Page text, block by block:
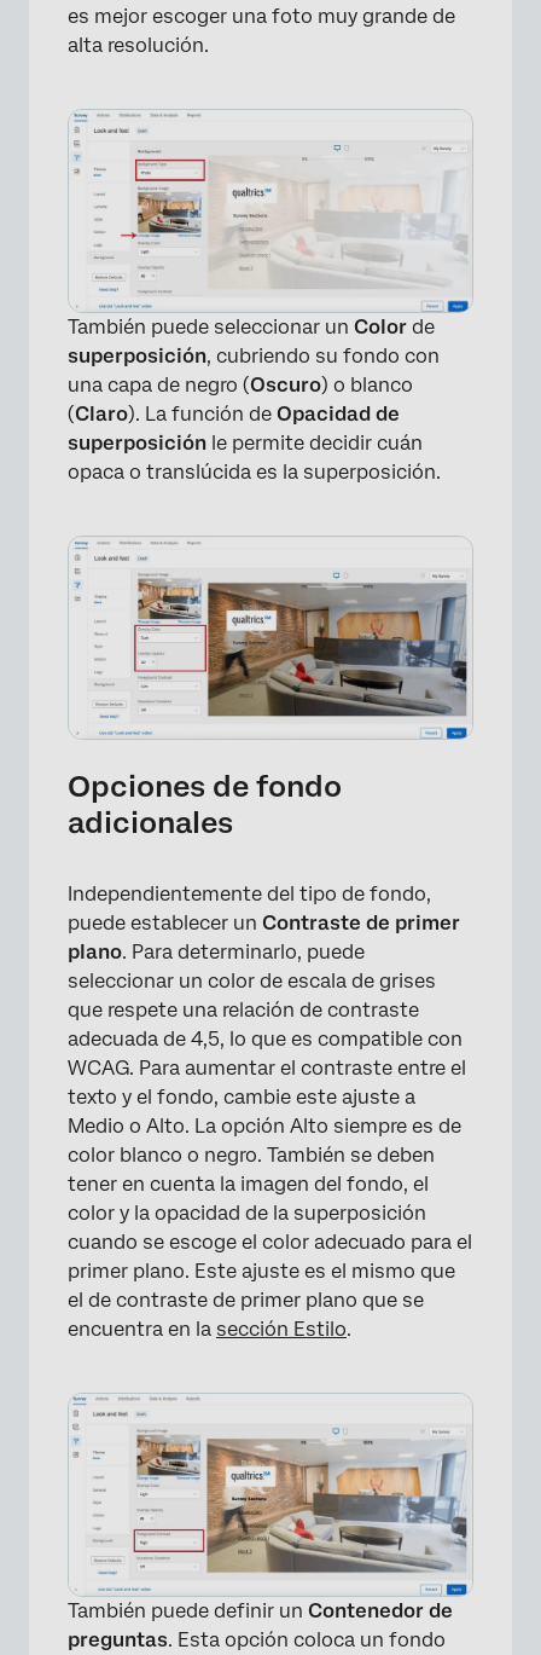
×
es mejor escoger una foto muy grande de
alta resolución.
También puede seleccionar un Color de
superposición, cubriendo su fondo con
una capa de negro (Oscuro) o blanco
(Claro). La función de Opacidad de
superposición le permite decidir cuán
opaca o translúcida es la superposición.
×
Opciones de fondo
adicionales
Independientemente del tipo de fondo,
puede establecer un Contraste de primer
plano. Para determinarlo, puede
seleccionar un color de escala de grises
que respete una relación de contraste
adecuada de 4,5, lo que es compatible con
WCAG. Para aumentar el contraste entre el
texto y el fondo, cambie este ajuste a
Medio o Alto. La opción Alto siempre es de
color blanco o negro. También se deben
tener en cuenta la imagen del fondo, el
color y la opacidad de la superposición
cuando se escoge el color adecuado para el
primer plano. Este ajuste es el mismo que
el de contraste de primer plano que se
encuentra en la sección Estilo.
También puede definir un Contenedor de
preguntas. Esta opción coloca un fondo